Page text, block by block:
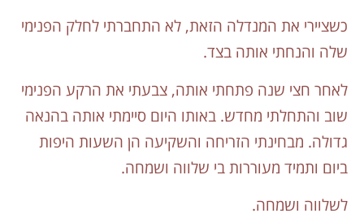
כשציירי את המנדלה הזאת, לא התחברתי לחלק הפנימי
שלה והנחתי אותה בצד.
לאחר חצי שנה פתחתי אותה, צבעתי את הרקע הפנימי
שוב והתחלתי מחדש. באותו היום סיימתי אותה בהנאה
גדולה. מבחינתי הזריחה והשקיעה הן השעות היפות
ביום ותמיד מעוררות בי שלווה ושמחה.
לשלווה ושמחה.